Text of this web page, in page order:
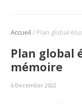
Accueil /
Plan global
mémoire
6 December 2022